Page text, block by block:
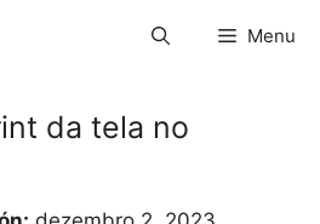
Menu
da tela no